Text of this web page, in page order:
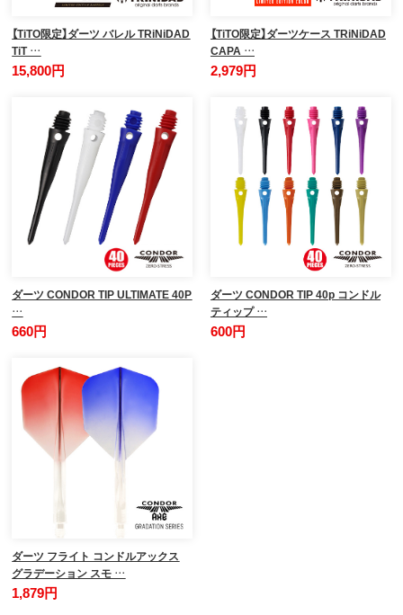
【TiTO限定】ダーツ バレル TRiNiDAD
TiT …
15,800円
【TiTO限定】ダーツケース TRiNiDAD
CAPA …
2,979円
ダーツ CONDOR TIP ULTIMATE 40P
…
660円
ダーツ CONDOR TIP 40p コンドル
ティップ …
600円
ダーツ フライト コンドルアックス
グラデーション スモ …
1,879円